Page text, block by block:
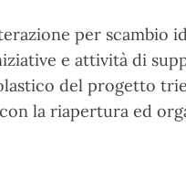
per scambio
e attività di
del progetto
la riapertura ed